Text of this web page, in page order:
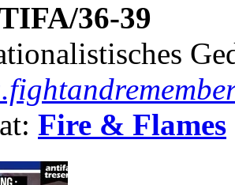
36-39
Fire & Flames